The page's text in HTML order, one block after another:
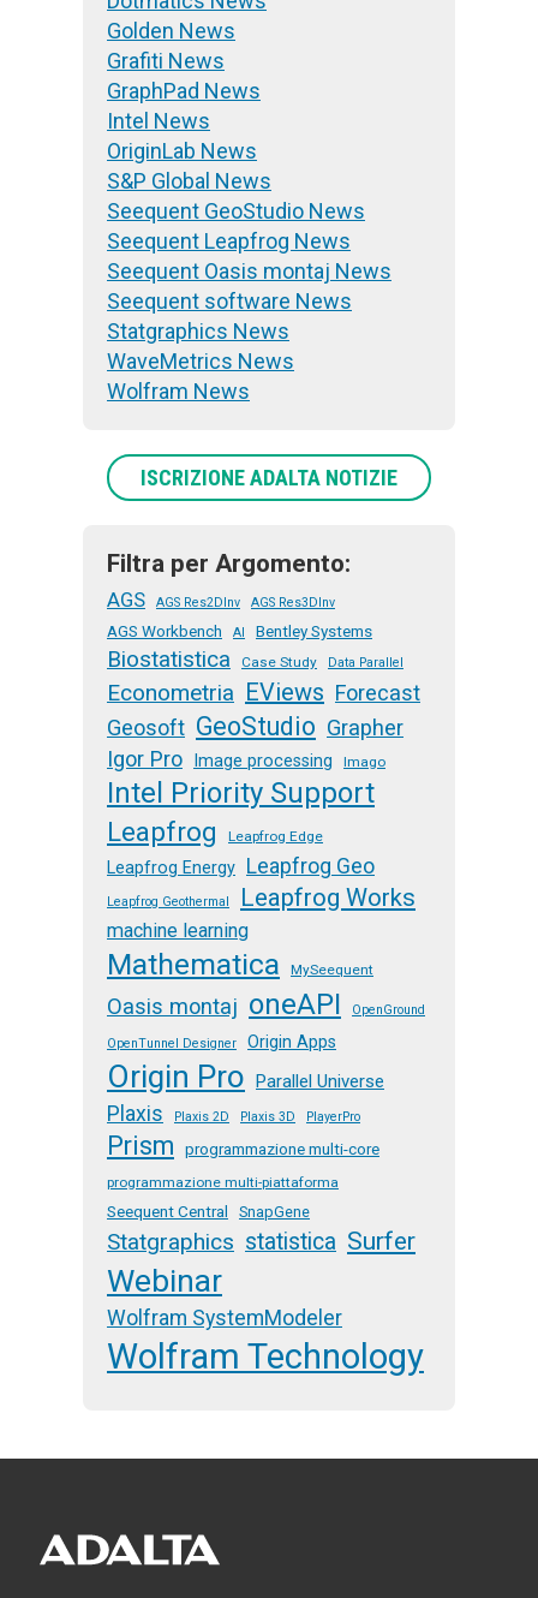
Golden News
Grafiti News
GraphPad News
Intel News
OriginLab News
S&P Global News
Seequent GeoStudio News
Seequent Leapfrog News
Seequent Oasis montaj News
Seequent software News
Statgraphics News
WaveMetrics News
Wolfram News
ISCRIZIONE ADALTA NOTIZIE
Filtra per Argomento:
AGS AGS Res2DInv AGS Res3DInv
AGS Workbench AI Bentley Systems
Biostatistica Case Study Data Parallel
Econometria EViews Forecast
Geosoft GeoStudio Grapher
Igor Pro
Image processing Imago
Intel Priority Support
Leapfrog Leapfrog Edge
Leapfrog Energy Leapfrog Geo
Leapfrog Geothermal Leapfrog Works
machine learning
Mathematica MySeequent
Oasis montaj oneAPI OpenGround
OpenTunnel Designer Origin Apps
Origin Pro Parallel Universe
Plaxis Plaxis 2D Plaxis 3D PlayerPro
Prism programmazione multi-core
programmazione multi-piattaforma
Seequent Central SnapGene
Statgraphics statistica Surfer
Webinar
Wolfram SystemModeler
Wolfram Technology